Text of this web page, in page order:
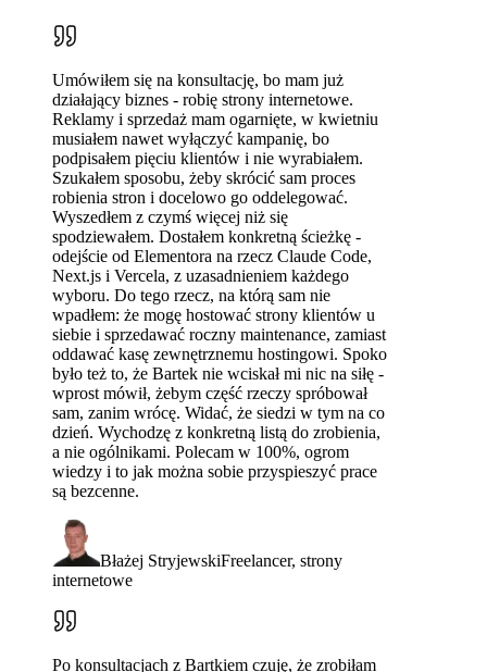
Umówiłem się na konsultację, bo mam już
działający biznes - robię strony internetowe.
Reklamy i sprzedaż mam ogarnięte, w kwietniu
musiałem nawet wyłączyć kampanię, bo
podpisałem pięciu klientów i nie wyrabiałem.
Szukałem sposobu, żeby skrócić sam proces
robienia stron i docelowo go oddelegować.
Wyszedłem z czymś więcej niż się
spodziewałem. Dostałem konkretną ścieżkę -
odejście od Elementora na rzecz Claude Code,
Next.js i Vercela, z uzasadnieniem każdego
wyboru. Do tego rzecz, na którą sam nie
wpadłem: że mogę hostować strony klientów u
siebie i sprzedawać roczny maintenance, zamiast
oddawać kasę zewnętrznemu hostingowi. Spoko
było też to, że Bartek nie wciskał mi nic na siłę -
wprost mówił, żebym część rzeczy spróbował
sam, zanim wrócę. Widać, że siedzi w tym na co
dzień. Wychodzę z konkretną listą do zrobienia,
a nie ogólnikami. Polecam w 100%, ogrom
wiedzy i to jak można sobie przyspieszyć prace
są bezcenne.
Błażej StryjewskiFreelancer, strony
internetowe
Po konsultacjach z Bartkiem czuję, że zrobiłam